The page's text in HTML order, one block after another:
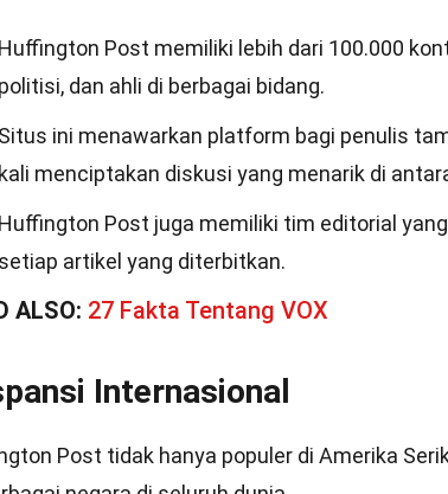
Huffington Post memiliki lebih dari 100.000
politisi, dan ahli di berbagai bidang.
Situs ini menawarkan platform bagi penulis
kali menciptakan diskusi yang menarik di
Huffington Post juga memiliki tim editorial
setiap artikel yang diterbitkan.
ALSO: 27 Fakta Tentang VOX
Internasional
Post tidak hanya populer di Amerika